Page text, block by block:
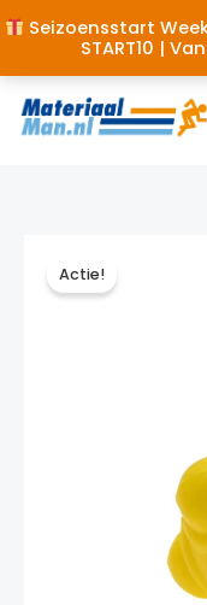
Seizoensstart
START10 |
Ga
naar
de
inhoud
Actie!